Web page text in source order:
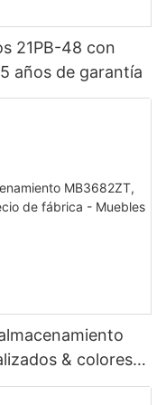
21PB-48 con
años de garantía
& colores